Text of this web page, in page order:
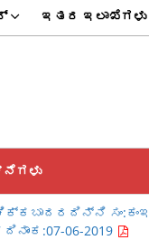
ಇತರ ಇಲಾಖೆಗಳು
ಸಂ:ಕಂಇ/
06-2019